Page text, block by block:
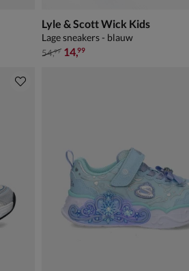
Lyle & Scott Wick Kids
Lage sneakers - blauw
van € 54,99 voor € 14,99
54,99 14,99